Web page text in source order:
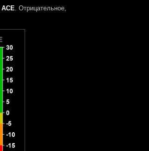
ACE . Отрицательное,